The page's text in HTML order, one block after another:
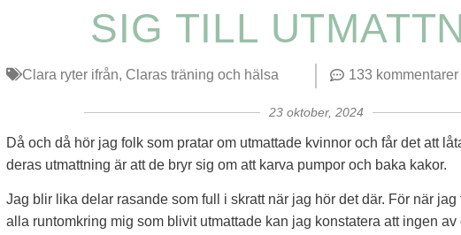
SIG TILL
Clara ryter ifrån Claras träning och hälsa 133 kommentarer
23 oktober, 2024
Då och då hör jag folk som pratar om utmattade kvinnor och får det att
deras utmattning är att de bryr sig om att karva pumpor och baka kakor.
Jag blir lika delar rasande som full i skratt när jag hör det där. För när
alla runtomkring mig som blivit utmattade kan jag konstatera att ingen